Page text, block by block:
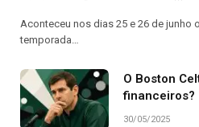
Aconteceu nos dias 25 e 26 de junho
temporada…
O Boston
financeiros?
30/05/2025